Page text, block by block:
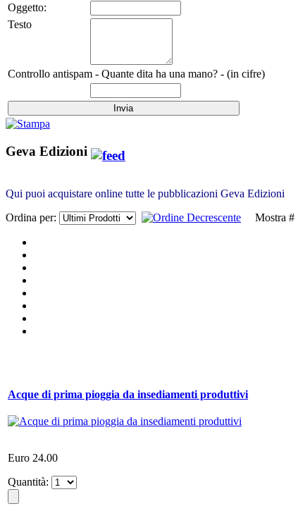
Oggetto:
Testo
Controllo antispam - Quante dita ha una mano? - (in cifre)
Geva Edizioni
Qui puoi acquistare online tutte le pubblicazioni Geva Edizioni
Ordina per:
Mostra #
Acque di prima pioggia da insediamenti produttivi
Euro 24.00
Quantità: